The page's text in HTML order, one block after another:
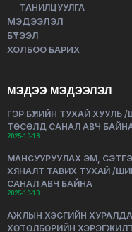
ТАНИЛЦУУЛГА
МЭДЭЭЛЭЛ
БҮТЭЭЛ
ХОЛБОО БАРИХ
МЭДЭЭ МЭДЭЭЛЭЛ
ГЭР БҮЛИЙН ТУХАЙ
ТӨСӨЛД САНАЛ АВЧ
2025-10-13
МАНСУУРУУЛАХ ЭМ,
ХЯНАЛТ ТАВИХ ТУХАЙ /
САНАЛ АВЧ БАЙНА
2025-10-13
АЖЛЫН ХЭСГИЙН
ХӨТӨЛБӨРИЙН